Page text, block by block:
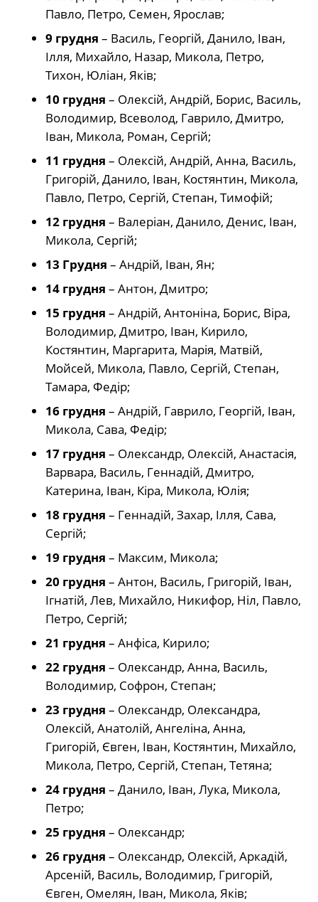
Павло, Петро, Семен, Ярослав;
9 грудня – Василь, Георгій, Данило, Іван,
Ілля, Михайло, Назар, Микола, Петро,
Тихон, Юліан, Яків;
10 грудня – Олексій, Андрій, Борис, Василь,
Володимир, Всеволод, Гаврило, Дмитро,
Іван, Микола, Роман, Сергій;
11 грудня – Олексій, Андрій, Анна, Василь,
Григорій, Данило, Іван, Костянтин, Микола,
Павло, Петро, Сергій, Степан, Тимофій;
12 грудня – Валеріан, Данило, Денис, Іван,
Микола, Сергій;
13 Грудня – Андрій, Іван, Ян;
14 грудня – Антон, Дмитро;
15 грудня – Андрій, Антоніна, Борис, Віра,
Володимир, Дмитро, Іван, Кирило,
Костянтин, Маргарита, Марія, Матвій,
Мойсей, Микола, Павло, Сергій, Степан,
Тамара, Федір;
16 грудня – Андрій, Гаврило, Георгій, Іван,
Микола, Сава, Федір;
17 грудня – Олександр, Олексій, Анастасія,
Варвара, Василь, Геннадій, Дмитро,
Катерина, Іван, Кіра, Микола, Юлія;
18 грудня – Геннадій, Захар, Ілля, Сава,
Сергій;
19 грудня – Максим, Микола;
20 грудня – Антон, Василь, Григорій, Іван,
Ігнатій, Лев, Михайло, Никифор, Ніл, Павло,
Петро, Сергій;
21 грудня – Анфіса, Кирило;
22 грудня – Олександр, Анна, Василь,
Володимир, Софрон, Степан;
23 грудня – Олександр, Олександра,
Олексій, Анатолій, Ангеліна, Анна,
Григорій, Євген, Іван, Костянтин, Михайло,
Микола, Петро, Сергій, Степан, Тетяна;
24 грудня – Данило, Іван, Лука, Микола,
Петро;
25 грудня – Олександр;
26 грудня – Олександр, Олексій, Аркадій,
Арсеній, Василь, Володимир, Григорій,
Євген, Омелян, Іван, Микола, Яків;